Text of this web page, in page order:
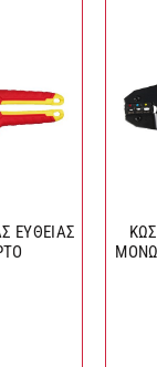
ΕΥΘΕΙΑΣ